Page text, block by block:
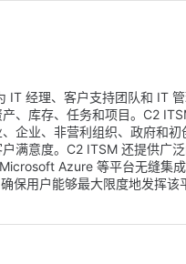
IT 经理、客户支持团队和 IT
、库存、任务和项目。C2
企业、非营利组织、政府和初
满意度。C2 ITSM 还提供广
Azure 等平台无缝集
保用户能够最大限度地发挥该